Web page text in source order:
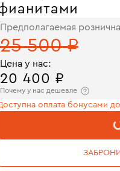
Предполагаемая
25 500 ₽
Цена у нас:
20 400 ₽
Почему у нас дешевле
оплата бонусами
В